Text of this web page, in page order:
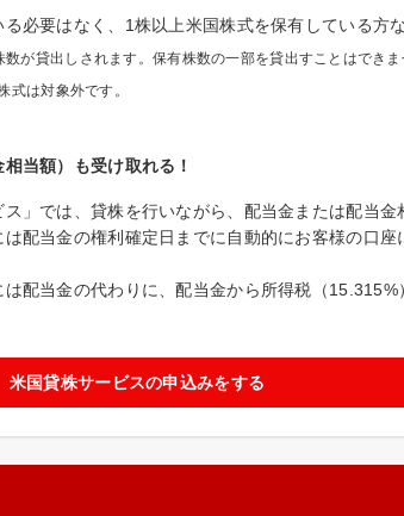
る必要はなく、1株以上米国株式を保有している
が貸出しされます。保有株数の一部を貸出すことはでき
式は対象外です。
当額）も受け取れる！
」では、貸株を行いながら、配当金または配当
は配当金の権利確定日までに自動的にお客様の口
は配当金の代わりに、配当金から所得税（
米国貸株サービスの申込みをする